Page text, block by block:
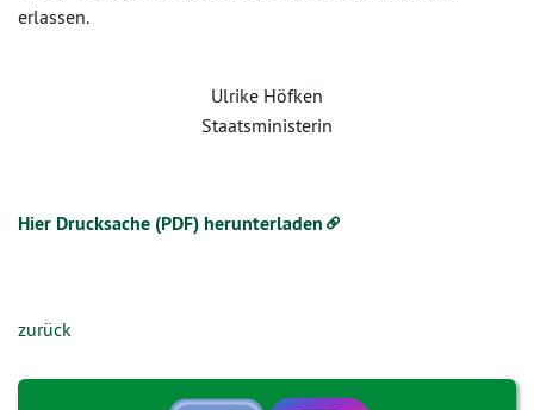
erlassen.
Ulrike Höfken
Staatsministerin
Hier Drucksache (PDF) herunterladen
zurück